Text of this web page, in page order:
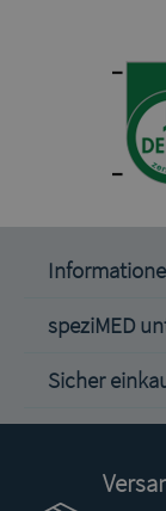
speziMED
Sicher